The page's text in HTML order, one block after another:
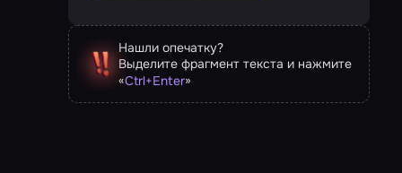
Нашли опечатку?
Выделите фрагмент текста и нажмите
«Ctrl+Enter»